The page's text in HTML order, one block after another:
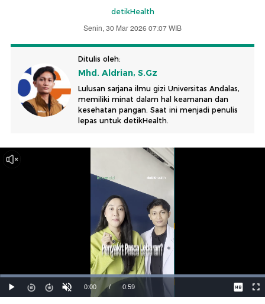
detikHealth
Senin, 30 Mar 2026 07:07 WIB
Ditulis oleh:
Mhd. Aldrian, S.Gz
Lulusan sarjana ilmu gizi Universitas Andalas,
memiliki minat dalam hal keamanan dan
kesehatan pangan. Saat ini menjadi penulis
lepas untuk detikHealth.